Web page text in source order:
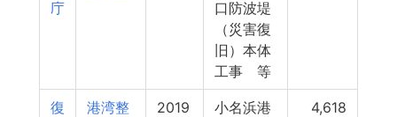
庁
口防波堤
（災害復
旧）本体
工事 等
復
港湾整
2019
小名浜港
4,618